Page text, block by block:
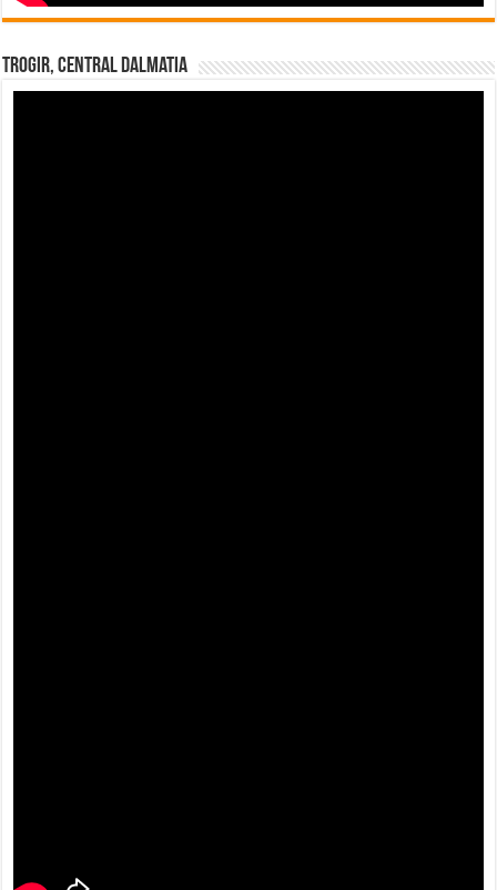
Trogir, Central Dalmatia